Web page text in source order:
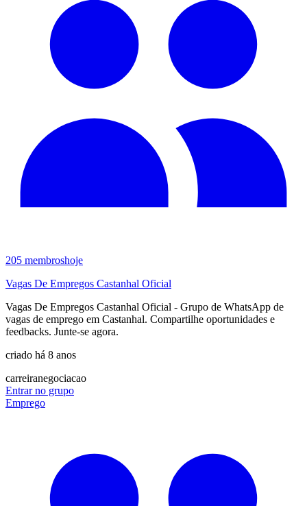
205 membroshoje
Vagas De Empregos Castanhal Oficial
Vagas De Empregos Castanhal Oficial - Grupo de WhatsApp de
vagas de emprego em Castanhal. Compartilhe oportunidades e
feedbacks. Junte-se agora.
criado há 8 anos
carreiranegociacao
Entrar no grupo
Emprego